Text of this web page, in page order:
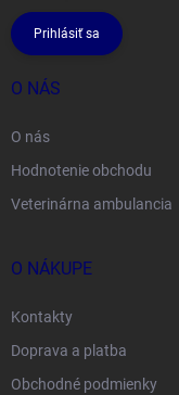
Prihlásiť sa
O NÁS
O nás
Hodnotenie obchodu
Veterinárna ambulancia
O NÁKUPE
Kontakty
Doprava a platba
Obchodné podmienky